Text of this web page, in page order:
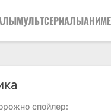
МУЛЬТСЕРИАЛЫ
спойлер: